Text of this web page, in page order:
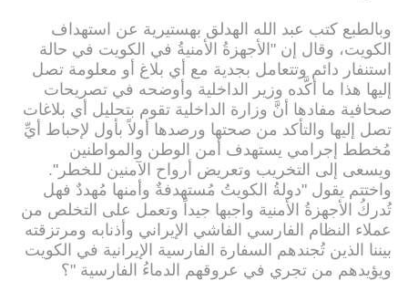
وبالطبع كتب عبد الله الهدلق بهستيرية عن استهداف
الكويت، وقال إن "الأجهزةُ الأمنيةُ في الكويت في حالة
استنفار دائم وتتعامل بجدية مع أي بلاغ أو معلومة تصل
إليها هذا ما أكَّده وزير الداخلية وأوضحه في تصريحات
صحافية مفادها أنَّ وزارة الداخلية تقوم بتحليل أي بلاغات
تصل إليها والتأكد من صحتها ورصدها أولاً بأول لإحباط أيِّ
مُخطط إجرامي يستهدف أمن الوطن والمواطنين
ويسعى إلى التخريب وتعريض أرواح الآمنين للخطر".
واختتم يقول "دولةُ الكويتُ مُستهدفةٌ وأمنها مُهددٌ فهل
تُدركُ الأجهزةُ الأمنية واجبها جيداً وتعمل على التخلص من
عملاء النظام الفارسي الفاشي الإيراني وأذنابه ومرتزقته
بيننا الذين تُجندهم السفارة الفارسية الإيرانية في الكويت
ويؤيدهم من تجري في عروقهم الدماءُ الفارسية "؟